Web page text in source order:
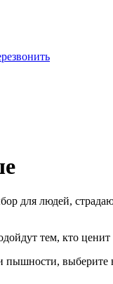
для людей,
тем, кто
выберите